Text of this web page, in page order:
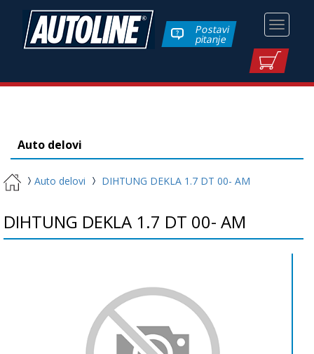
Toggle
Postavi
pitanje
Auto delovi
Auto delovi DIHTUNG DEKLA 1.7 DT 00- AM
DIHTUNG DEKLA 1.7 DT 00- AM